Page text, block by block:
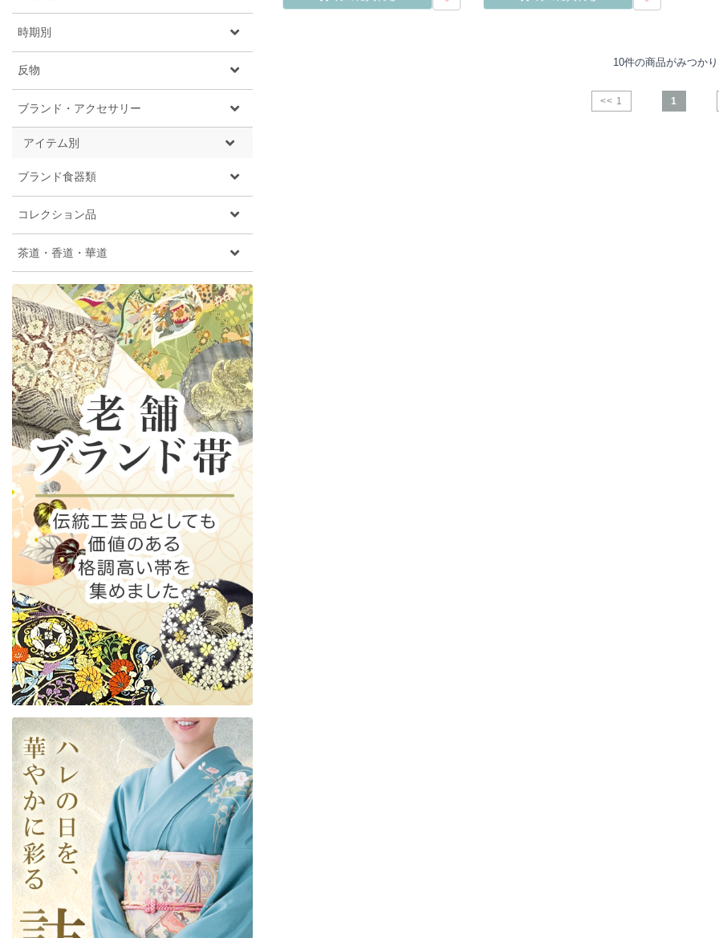
時期別
反物
ブランド・アクセサリー
アイテム別
ブランド食器類
コレクション品
茶道・香道・華道
10件の商品がみつか
<< 1 1